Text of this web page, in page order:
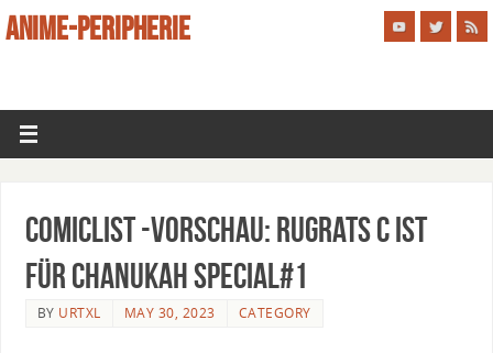
ANIME-PERIPHERIE
Comiclist -Vorschau: Rugrats C ist
für Chanukah Special#1
BY URTXL MAY 30, 2023 CATEGORY